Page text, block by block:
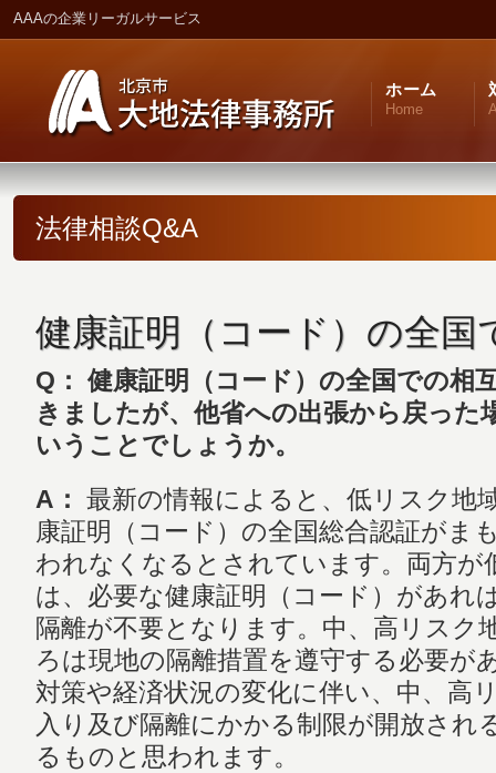
AAAの企業リーガルサービス
ホーム
Home
法律相談Q&A
健康証明（コード）の全国
Q： 健康証明（コード）の全国での相
きましたが、他省への出張から戻った
いうことでしょうか。
A： 最新の情報によると、低リスク地
康証明（コード）の全国総合認証がま
われなくなるとされています。両方が
は、必要な健康証明（コード）があれ
隔離が不要となります。中、高リスク
ろは現地の隔離措置を遵守する必要が
対策や経済状況の変化に伴い、中、高
入り及び隔離にかかる制限が開放され
るものと思われます。